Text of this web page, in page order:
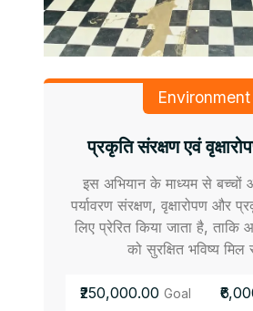
Environment
प्रकृति संरक्षण एवं
इस अभियान के माध्यम से बच्चों
पर्यावरण संरक्षण, वृक्षारोपण और
लिए प्रेरित किया जाता है, ताकि
को सुरक्षित भविष्य
₹250,000.00 Goal